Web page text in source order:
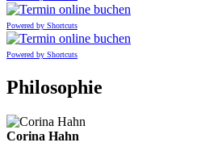
Powered by Shortcuts
Powered by Shortcuts
Philosophie
Corina Hahn